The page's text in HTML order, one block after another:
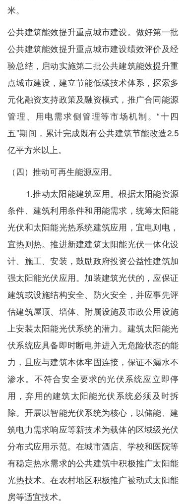
米。
公共建筑能效提升重点城市建设。做好第一批
公共建筑能效提升重点城市建设绩效评价及经
验总结，启动实施第二批公共建筑能效提升重
点城市建设，建立节能低碳技术体系，探索多
元化融资支持政策及融资模式，推广合同能源
管理、用电需求侧管理等市场机制。“十四
五”期间，累计完成既有公共建筑节能改造2.5
亿平方米以上。
（四）推动可再生能源应用。
1.推动太阳能建筑应用。根据太阳能资源
条件、建筑利用条件和用能需求，统筹太阳能
光伏和太阳能光热系统建筑应用，宜电则电，
宜热则热。推进新建建筑太阳能光伏一体化设
计、施工、安装，鼓励政府投资公益性建筑加
强太阳能光伏应用。加装建筑光伏的，应保证
建筑或设施结构安全、防火安全，并应事先评
估建筑屋顶、墙体、附属设施及市政公用设施
上安装太阳能光伏系统的潜力。建筑太阳能光
伏系统应具备即时断电并进入无危险状态的能
力，且应与建筑本体牢固连接，保证不漏水不
渗水。不符合安全要求的光伏系统应立即停
用，弃用的建筑太阳能光伏系统必须及时拆
除。开展以智能光伏系统为核心，以储能、建
筑电力需求响应等新技术为载体的区域级光伏
分布式应用示范。在城市酒店、学校和医院等
有稳定热水需求的公共建筑中积极推广太阳能
光热技术。在农村地区积极推广被动式太阳能
房等适宜技术。